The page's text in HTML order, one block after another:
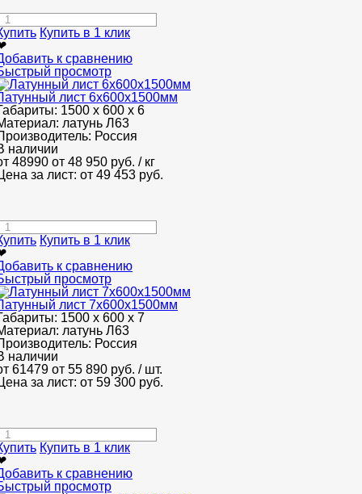
Купить в 1 клик
к сравнению
просмотр
лист 6x600x1500мм
1500 х 600 х 6
латунь Л63
Россия
наличии
48990 от 48 950 руб. / кг
за лист: от 49 453 руб.
Купить в 1 клик
к сравнению
просмотр
лист 7x600x1500мм
1500 х 600 х 7
латунь Л63
Россия
наличии
61479 от 55 890 руб. / шт.
за лист: от 59 300 руб.
Купить в 1 клик
к сравнению
просмотр